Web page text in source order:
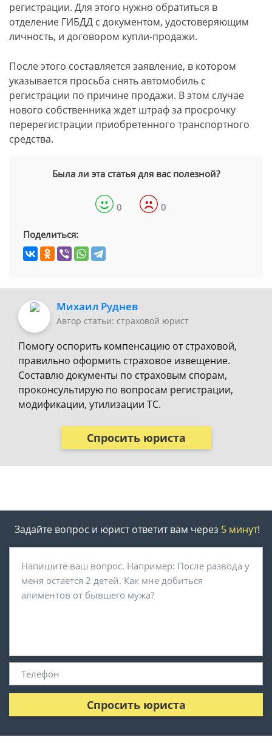
регистрации. Для этого нужно обратиться в
отделение ГИБДД с документом, удостоверяющим
личность, и договором купли-продажи.
После этого составляется заявление, в котором
указывается просьба снять автомобиль с
регистрации по причине продажи. В этом случае
нового собственника ждет штраф за просрочку
перерегистрации приобретенного транспортного
средства.
Была ли эта статья для вас полезной?
0 0
Поделиться:
Михаил Руднев
Автор статьи: страховой юрист
Помогу оспорить компенсацию от страховой,
правильно оформить страховое извещение.
Составлю документы по страховым спорам,
проконсультирую по вопросам регистрации,
модификации, утилизации ТС.
Спросить юриста
Задайте вопрос и юрист ответит вам через 5 минут!
Спросить юриста